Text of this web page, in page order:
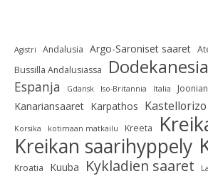
Agistri Andalusia Argo-Saroniset saaret
Bussilla Andalusiassa
Espanja Gdansk Iso-Britannia Italia
Kanariansaaret Karpathos Kastellorizo
Korsika kotimaan matkailu Kreeta
Kreikan saarihyppely
Kroatia Kuuba Kykladien saaret